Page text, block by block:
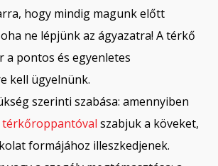
hogy mindig magunk előtt
ne lépjünk az ágyazatra! A térkő
a pontos és egyenletes
kell ügyelnünk.
szerinti szabása: amennyiben
térkőroppantóval szabjuk a köveket,
formájához illeszkedjenek.